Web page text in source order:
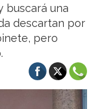
buscará una
descartan por
pero